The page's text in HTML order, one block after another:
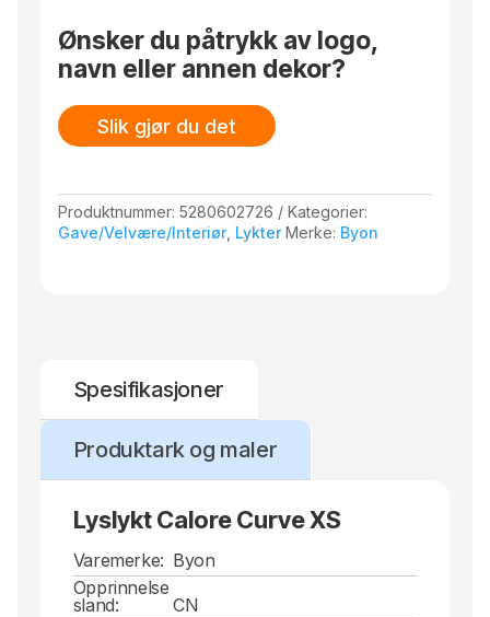
Ønsker du påtrykk av logo,
navn eller annen dekor?
Slik gjør du det
Produktnummer:5280602726
Kategorier:
Gave/Velvære/Interiør, Lykter Merke: Byon
Spesifikasjoner
Produktark og maler
Lyslykt Calore Curve XS
Varemerke: Byon
Opprinnelse
sland:
CN